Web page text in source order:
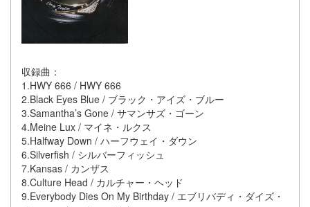
収録曲：
1.HWY 666 / HWY 666
2.Black Eyes Blue / ブラック・アイズ・ブルー
3.Samantha’s Gone / サマンサズ・ゴーン
4.Meine Lux / マイネ・ルクス
5.Halfway Down / ハーフウェイ・ダウン
6.Silverfish / シルバーフィッシュ
7.Kansas / カンザス
8.Culture Head / カルチャー・ヘッド
9.Everybody Dies On My Birthday / エブリバディ・ダイズ・